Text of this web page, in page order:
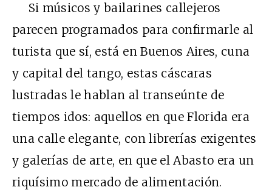
Si músicos y bailarines callejeros
parecen programados para confirmarle al
turista que sí, está en Buenos Aires, cuna
y capital del tango, estas cáscaras
lustradas le hablan al transeúnte de
tiempos idos: aquellos en que Florida era
una calle elegante, con librerías exigentes
y galerías de arte, en que el Abasto era un
riquísimo mercado de alimentación.